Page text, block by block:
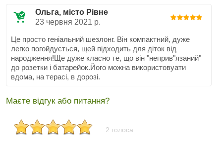
Ольга, місто Рівне
23 червня 2021 р.
Це просто геніальний шезлонг. Він компактний, дуже
легко погойдується, щей підходить для діток від
народження!Ще дуже класно те, що він "неприв"язаний"
до розетки і батарейок.Його можна використовуати
вдома, на терасі, в дорозі.
Маєте відгук або питання?
2 голоса